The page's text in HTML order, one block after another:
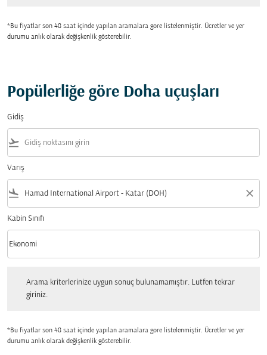
*Bu fiyatlar son 48 saat içinde yapılan aramalara gore listelenmiştir. Ücretler ve yer
durumu anlık olarak değişkenlik gösterebilir.
Popülerliğe göre Doha uçuşları
Gidiş
flight_takeoff
Varış
flight_land close
Kabin Sınıfı
Kabin Sınıfı option Ekonomi Selected
Ekonomi
keyboard_arrow_down
Arama kriterlerinize uygun sonuç bulunamamıştır. Lutfen tekrar
giriniz.
*Bu fiyatlar son 48 saat içinde yapılan aramalara gore listelenmiştir. Ücretler ve yer
durumu anlık olarak değişkenlik gösterebilir.